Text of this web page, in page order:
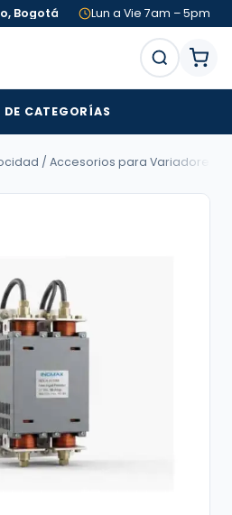
Bogotá Lun a Vie 7am – 5pm
DE CATEGORÍAS
/ Accesorios para Variadores